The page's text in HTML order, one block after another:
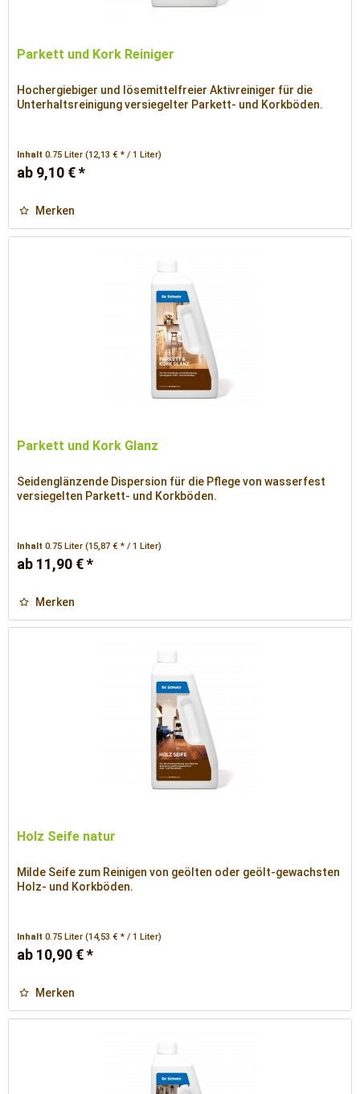
Parkett und Kork Reiniger
Hochergiebiger und lösemittelfreier Aktivreiniger für die
Unterhaltsreinigung versiegelter Parkett- und Korkböden.
Inhalt0.75 Liter(12,13 € * / 1 Liter)
ab 9,10 € *
Merken
Parkett und Kork Glanz
Seidenglänzende Dispersion für die Pflege von wasserfest
versiegelten Parkett- und Korkböden.
Inhalt0.75 Liter(15,87 € * / 1 Liter)
ab 11,90 € *
Merken
Holz Seife natur
Milde Seife zum Reinigen von geölten oder geölt-gewachsten
Holz- und Korkböden.
Inhalt0.75 Liter(14,53 € * / 1 Liter)
ab 10,90 € *
Merken